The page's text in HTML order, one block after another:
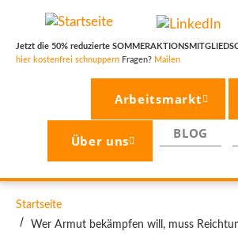
Inhalt
Jetzt die 50% reduzierte
hier kostenfrei schnuppern Fragen? Mailen
Arbeitsmarkt
Über uns BLOG
PFADNAVIGATION
Startseite
Wer Armut bekämpfen will, muss